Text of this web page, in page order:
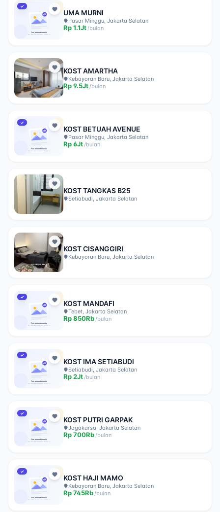
✓
UMA MURNI
Pasar Minggu, Jakarta Selatan
Rp1.1Jt/bulan
KOST AMARTHA
Kebayoran Baru, Jakarta Selatan
Rp9.5Jt/bulan
✓
KOST BETUAH AVENUE
Pasar Minggu, Jakarta Selatan
Rp6Jt/bulan
KOST TANGKAS B25
Setiabudi, Jakarta Selatan
KOST CISANGGIRI
Kebayoran Baru, Jakarta Selatan
✓
KOST MANDAFI
Tebet, Jakarta Selatan
Rp850Rb/bulan
✓
KOST IMA SETIABUDI
Setiabudi, Jakarta Selatan
Rp2Jt/bulan
✓
KOST PUTRI GARPAK
Jagakarsa, Jakarta Selatan
Rp700Rb/bulan
✓
KOST HAJI MAMO
Kebayoran Baru, Jakarta Selatan
Rp745Rb/bulan